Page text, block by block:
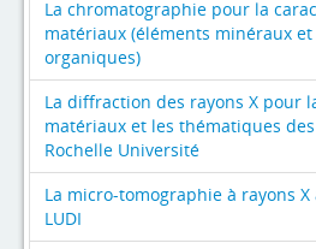
La chromatographie pour la
matériaux (éléments minéraux et
organiques)
La diffraction des rayons X pour
matériaux et les thématiques
Rochelle Université
La micro-tomographie à rayons
LUDI